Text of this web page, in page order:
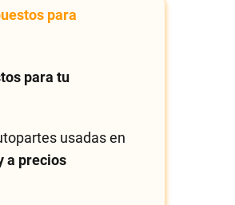
para
para tu
usadas en
a precios